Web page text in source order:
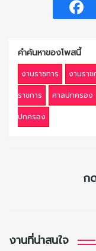
คำค้นหาของโพสนี้
งานราชการ งานรา
ราชการ
ศาลปกครอง
ปกครอง
ก
งานที่น่าสนใจ